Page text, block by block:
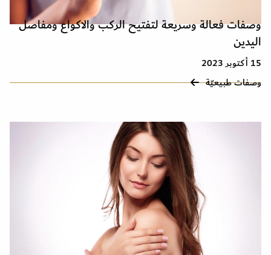
وصفات فعالة وسريعة لتفتيح الركب والاكواع ومفاصل
اليدين
15 أكتوبر 2023
وصفات طبيعيّة